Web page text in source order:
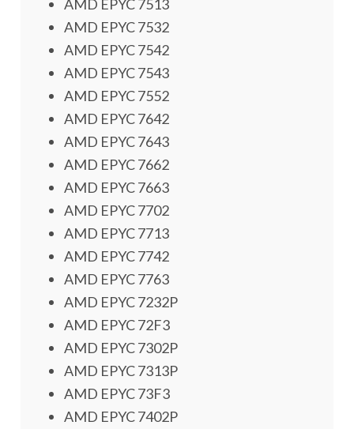
AMD EPYC 7513
AMD EPYC 7532
AMD EPYC 7542
AMD EPYC 7543
AMD EPYC 7552
AMD EPYC 7642
AMD EPYC 7643
AMD EPYC 7662
AMD EPYC 7663
AMD EPYC 7702
AMD EPYC 7713
AMD EPYC 7742
AMD EPYC 7763
AMD EPYC 7232P
AMD EPYC 72F3
AMD EPYC 7302P
AMD EPYC 7313P
AMD EPYC 73F3
AMD EPYC 7402P